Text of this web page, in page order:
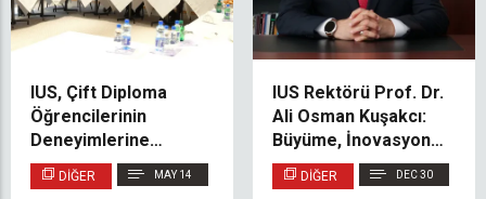
IUS, Çift Diploma
Öğrencilerinin
Deneyimlerine
Adanan İş Kahvaltısı
Programını Düzenledi
DIĞER MAY 14
IUS Rektörü Prof. Dr.
Ali Osman Kuşakcı:
Büyüme, İnovasyon ve
Yükseköğretimin
Geleceği Üzerine
DIĞER DEC 30